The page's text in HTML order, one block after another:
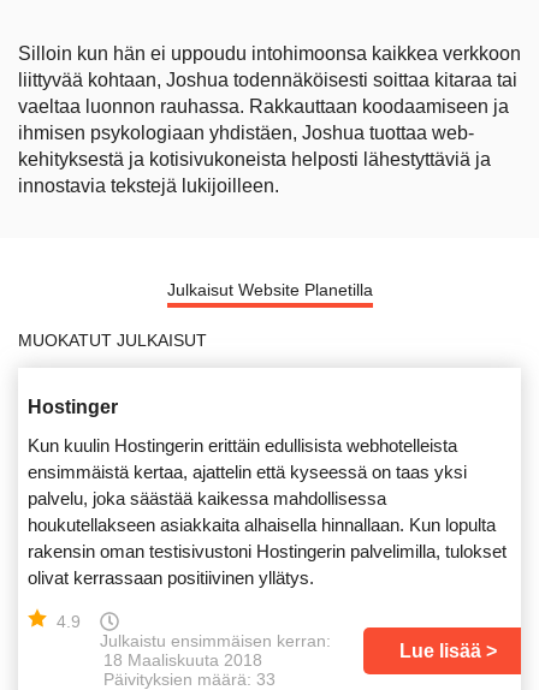
Silloin kun hän ei uppoudu intohimoonsa kaikkea verkkoon
liittyvää kohtaan, Joshua todennäköisesti soittaa kitaraa tai
vaeltaa luonnon rauhassa. Rakkauttaan koodaamiseen ja
ihmisen psykologiaan yhdistäen, Joshua tuottaa web-
kehityksestä ja kotisivukoneista helposti lähestyttäviä ja
innostavia tekstejä lukijoilleen.
Julkaisut Website Planetilla
MUOKATUT JULKAISUT
Hostinger
Kun kuulin Hostingerin erittäin edullisista webhotelleista
ensimmäistä kertaa, ajattelin että kyseessä on taas yksi
palvelu, joka säästää kaikessa mahdollisessa
houkutellakseen asiakkaita alhaisella hinnallaan. Kun lopulta
rakensin oman testisivustoni Hostingerin palvelimilla, tulokset
olivat kerrassaan positiivinen yllätys.
4.9
Julkaistu ensimmäisen kerran:
18 Maaliskuuta 2018
Päivityksien määrä: 33
Lue lisää